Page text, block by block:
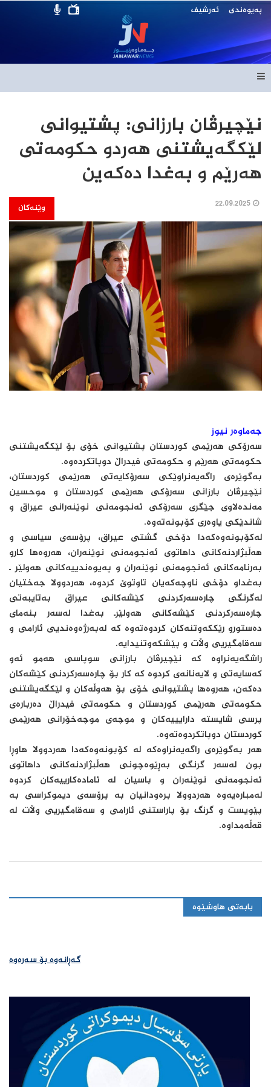
پەیوەندی ئەرشیف
نێچیرڤان بارزانی: پشتیوانی
لێكگەیشتنی هەردو حكومەتی
هەرێم و بەغدا دەكەین
وێنەکان
جەماوەر نیوز
سەرۆكی هەرێمی كوردستان پشتیوانی خۆی بۆ لێكگەیشتنی
حكومەتی هەرێم و حكومەتی فیدراڵ دوپاتكردەوە.
بەگوێرەی راگەیەنراوێكی سەرۆكایەتی هەرێمی كوردستان،
نێچیرڤان بارزانی سەرۆكی هەرێمی كوردستان و موحسین
مەندەلاوی جێگری سەرۆكی ئەنجومەنی نوێنەرانی عیراق و
شاندێكی یاوەری كۆبونەتەوە.
لەكۆبونەوەكەدا دۆخی گشتی عیراق، پرۆسەی سیاسی و
هەڵبژاردنەكانی داهاتوی ئەنجومەنی نوێنەران، هەروەها كارو
بەرنامەكانی ئەنجومەنی نوێنەران و پەیوەندییەكانی هەولێر ـ
بەغداو دۆخی ناوچەكەیان تاوتوێ كردوە، هەردوولا جەختیان
لەگرنگی چارەسەركردنی كێشەكانی عیراق بەتایبەتی
چارەسەركردنی كێشەكانی هەولێرـ بەغدا لەسەر بنەمای
دەستورو رێككەوتنەكان كردوەتەوە كە لەبەرژەوەندیی ئارامی و
سەقامگیریی وڵات و پێشكەوتنیدایە.
راشگەیەنراوە كە نێچیرڤان بارزانی سوپاسی هەمو ئەو
كەسایەتی و لایەنانەی كردوە كە كار بۆ چارەسەركردنی كێشەكان
دەكەن، هەروەها پشتیوانی خۆی بۆ هەوڵەكان و لێكگەیشتنی
حكومەتی هەرێمی كوردستان و حكومەتی فیدراڵ دەربارەی
پرسی شایستە دارایییەكان و موچەی موچەخۆرانی هەرێمی
كوردستان دوپاتكردوەتەوە.
هەر بەگوێرەی راگەیەنراوەكە لە كۆبونەوەكەدا هەردوولا هاوڕا
بون لەسەر گرنگی بەڕێوەچونی هەڵبژاردنەكانی داهاتوی
ئەنجومەنی نوێنەران و باسیان لە ئامادەكارییەكان كردوە
لەمبارەیەوە هەردوولا برەودانیان بە پرۆسەی دیموكراسی بە
پێویست و گرنگ بۆ پاراستنی ئارامی و سەقامگیریی وڵات لە
قەڵەمداوە.
بابەتی هاوشێوە
گەڕانەوە بۆ سەرەوە